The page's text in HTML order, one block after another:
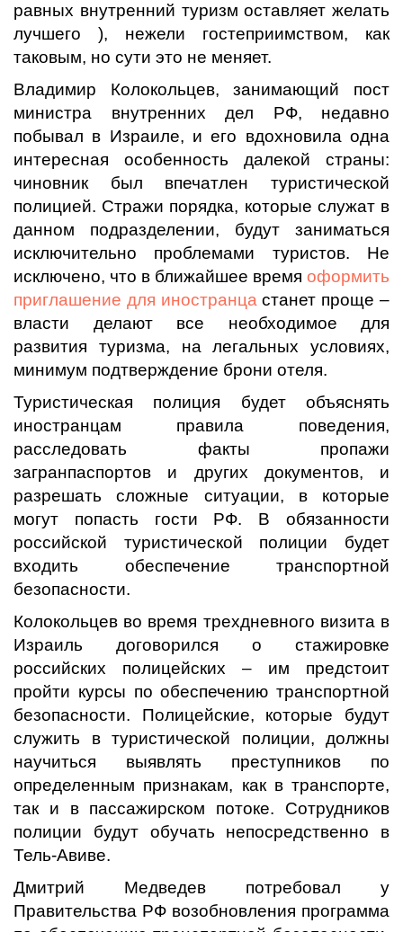
равных внутренний туризм оставляет желать
лучшего ), нежели гостеприимством, как
таковым, но сути это не меняет.
Владимир Колокольцев, занимающий пост
министра внутренних дел РФ, недавно
побывал в Израиле, и его вдохновила одна
интересная особенность далекой страны:
чиновник был впечатлен туристической
полицией. Стражи порядка, которые служат в
данном подразделении, будут заниматься
исключительно проблемами туристов. Не
исключено, что в ближайшее время оформить
приглашение для иностранца станет проще –
власти делают все необходимое для
развития туризма, на легальных условиях,
минимум подтверждение брони отеля.
Туристическая полиция будет объяснять
иностранцам правила поведения,
расследовать факты пропажи
загранпаспортов и других документов, и
разрешать сложные ситуации, в которые
могут попасть гости РФ. В обязанности
российской туристической полиции будет
входить обеспечение транспортной
безопасности.
Колокольцев во время трехдневного визита в
Израиль договорился о стажировке
российских полицейских – им предстоит
пройти курсы по обеспечению транспортной
безопасности. Полицейские, которые будут
служить в туристической полиции, должны
научиться выявлять преступников по
определенным признакам, как в транспорте,
так и в пассажирском потоке. Сотрудников
полиции будут обучать непосредственно в
Тель-Авиве.
Дмитрий Медведев потребовал у
Правительства РФ возобновления программа